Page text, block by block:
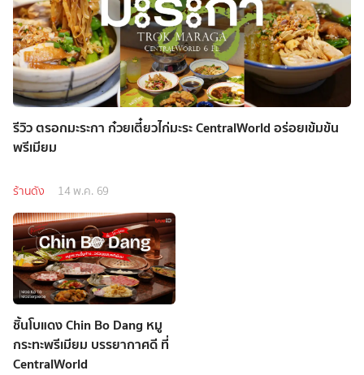
รีวิว ตรอกมะระกา ก๋วยเตี๋ยวไก่มะระ CentralWorld อร่อยเข้มข้น
พรีเมียม
ร้านดัง 14 พ.ค. 69
ชิ้นโบแดง Chin Bo Dang หมู
กระทะพรีเมียม บรรยากาศดี ที่
CentralWorld